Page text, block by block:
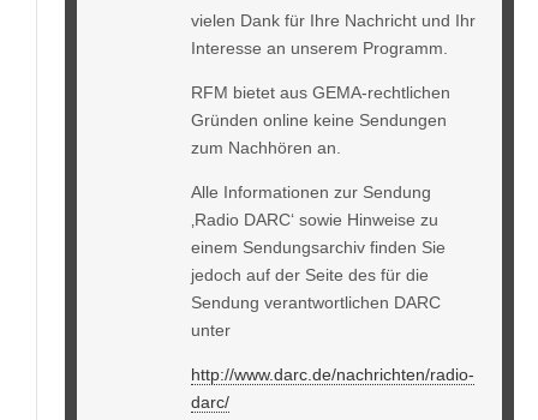
vielen Dank für Ihre Nachricht und Ihr
Interesse an unserem Programm.
RFM bietet aus GEMA-rechtlichen
Gründen online keine Sendungen
zum Nachhören an.
Alle Informationen zur Sendung
‚Radio DARC‘ sowie Hinweise zu
einem Sendungsarchiv finden Sie
jedoch auf der Seite des für die
Sendung verantwortlichen DARC
unter
http://www.darc.de/nachrichten/radio-
darc/